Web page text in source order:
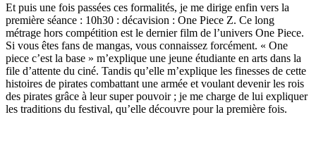
Et puis une fois passées ces formalités, je me dirige enfin vers la
première séance : 10h30 : décavision : One Piece Z. Ce long
métrage hors compétition est le dernier film de l’univers One Piece.
Si vous êtes fans de mangas, vous connaissez forcément. « One
piece c’est la base » m’explique une jeune étudiante en arts dans la
file d’attente du ciné. Tandis qu’elle m’explique les finesses de cette
histoires de pirates combattant une armée et voulant devenir les rois
des pirates grâce à leur super pouvoir ; je me charge de lui expliquer
les traditions du festival, qu’elle découvre pour la première fois.